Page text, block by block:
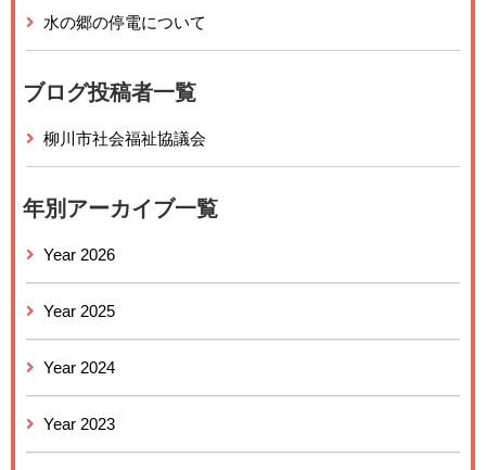
水の郷の停電について
ブログ投稿者一覧
柳川市社会福祉協議会
年別アーカイブ一覧
Year 2026
Year 2025
Year 2024
Year 2023